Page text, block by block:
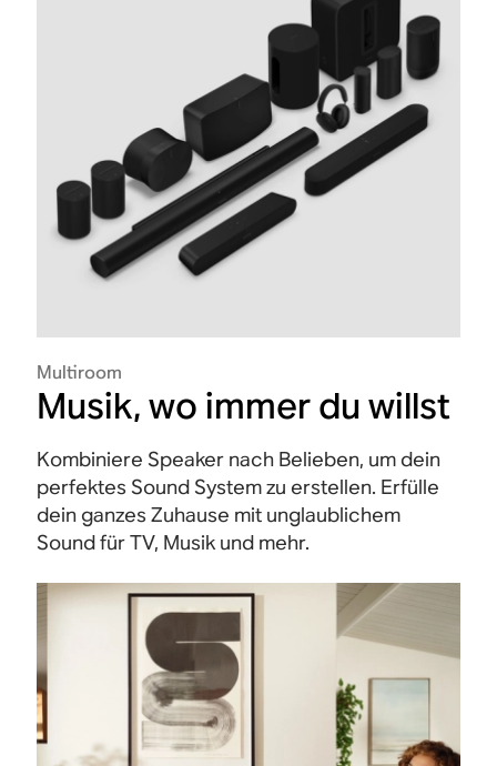
Multiroom
Musik, wo immer du willst
Kombiniere Speaker nach Belieben, um dein
perfektes Sound System zu erstellen. Erfülle
dein ganzes Zuhause mit unglaublichem
Sound für TV, Musik und mehr.